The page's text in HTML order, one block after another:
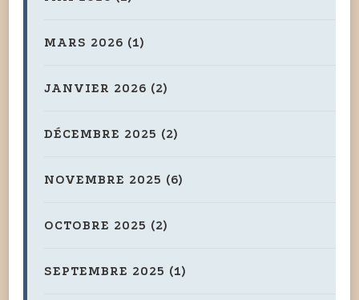
MARS 2026 (1)
JANVIER 2026 (2)
DÉCEMBRE 2025 (2)
NOVEMBRE 2025 (6)
OCTOBRE 2025 (2)
SEPTEMBRE 2025 (1)